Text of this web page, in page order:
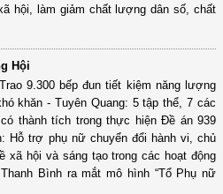
hội, làm giảm chất lượng dân số, chất
Hội
9.300 bếp đun tiết kiệm năng lượng
khăn - Tuyên Quang: 5 tập thể, 7 các
thành tích trong thực hiện Đề án 939
Hỗ trợ phụ nữ chuyển đổi hành vi, chủ
xã hội và sáng tạo trong các hoạt động
Bình ra mắt mô hình “Tổ Phụ nữ